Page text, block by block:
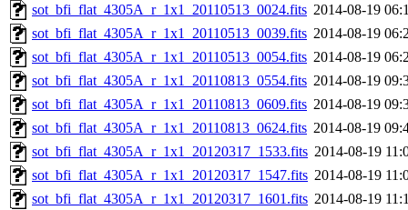
sot_bfi_flat_4305A_r_1x1_20110513_0024.fits 2014-08-19
sot_bfi_flat_4305A_r_1x1_20110513_0039.fits 2014-08-19
sot_bfi_flat_4305A_r_1x1_20110513_0054.fits 2014-08-19
sot_bfi_flat_4305A_r_1x1_20110813_0554.fits 2014-08-19
sot_bfi_flat_4305A_r_1x1_20110813_0609.fits 2014-08-19
sot_bfi_flat_4305A_r_1x1_20110813_0624.fits 2014-08-19
sot_bfi_flat_4305A_r_1x1_20120317_1533.fits 2014-08-19
sot_bfi_flat_4305A_r_1x1_20120317_1547.fits 2014-08-19
sot_bfi_flat_4305A_r_1x1_20120317_1601.fits 2014-08-19